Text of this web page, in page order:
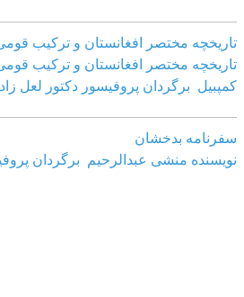
تاریخچه مختصر افغانستان و ترکیب
تاریخچه مختصر افغانستان و ترکیب
کمپبیل برگردان پروفیسور دکتور لعل زاد
سفرنامه بدخشان
نویسنده منشی عبدالرحیم برگردان